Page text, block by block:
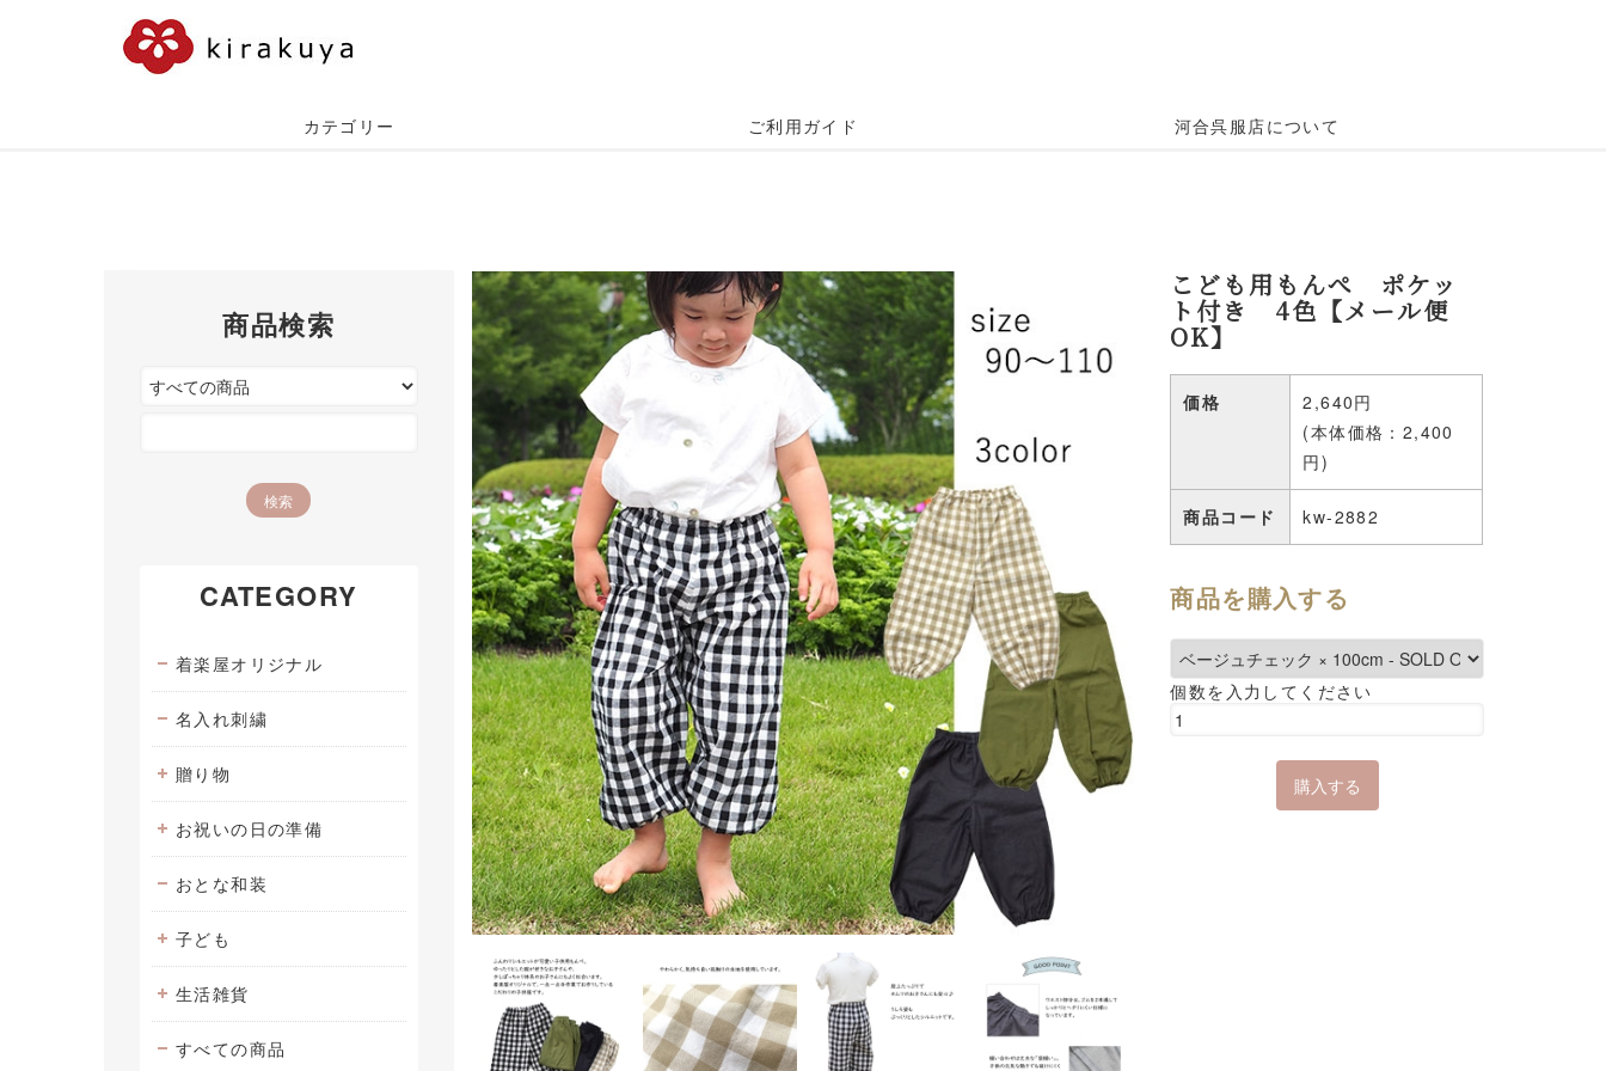
カテゴリー ご利用ガイド 河合呉服店について
商品検索
CATEGORY
着楽屋オリジナル
名入れ刺繍
贈り物
お祝いの日の準備
おとな和装
子ども
生活雑貨
すべての商品
こども用もんぺ ポケッ
ト付き 4色【メール便
OK】
価格
2,640円
(本体価格：2,400
円)
商品コード kw-2882
商品を購入する
個数を入力してください